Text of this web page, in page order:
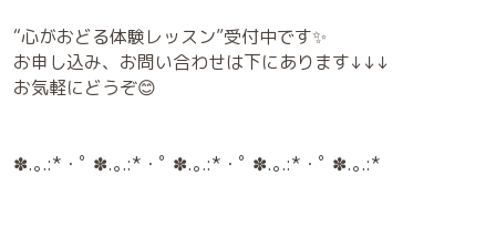
“心がおどる体験レッスン”受付中です✨
お申し込み、お問い合わせは下にあります↓↓↓
お気軽にどうぞ😊
✽.｡.:*・ﾟ ✽.｡.:*・ﾟ ✽.｡.:*・ﾟ ✽.｡.:*・ﾟ ✽.｡.:*